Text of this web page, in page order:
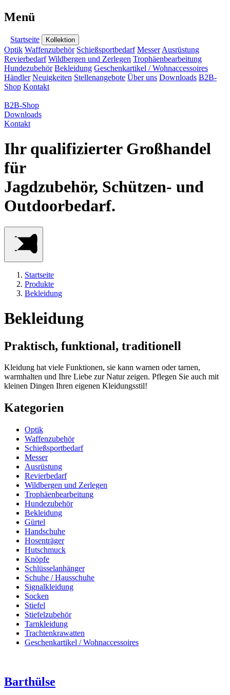
Menü
Startseite Kollektion
Optik Waffenzubehör Schießsportbedarf Messer Ausrüstung
Revierbedarf Wildbergen und Zerlegen Trophäenbearbeitung
Hundezubehör Bekleidung Geschenkartikel / Wohnaccessoires
Händler Neuigkeiten Stellenangebote Über uns Downloads B2B-
Shop Kontakt
B2B-Shop
Downloads
Kontakt
Ihr qualifizierter Großhandel
für
Jagdzubehör, Schützen- und
Outdoorbedarf.
Startseite
Produkte
Bekleidung
Bekleidung
Praktisch, funktional, traditionell
Kleidung hat viele Funktionen, sie kann warnen oder tarnen,
warmhalten und Ihre Liebe zur Natur zeigen. Pflegen Sie auch mit
kleinen Dingen Ihren eigenen Kleidungsstil!
Kategorien
Optik
Waffenzubehör
Schießsportbedarf
Messer
Ausrüstung
Revierbedarf
Wildbergen und Zerlegen
Trophäenbearbeitung
Hundezubehör
Bekleidung
Gürtel
Handschuhe
Hosenträger
Hutschmuck
Knöpfe
Schlüsselanhänger
Schuhe / Hausschuhe
Signalkleidung
Socken
Stiefel
Stiefelzubehör
Tarnkleidung
Trachtenkrawatten
Geschenkartikel / Wohnaccessoires
Barthülse